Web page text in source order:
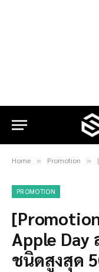
Home » Promotion »
PROMOTION
Apple Day
ชนิดสูงสุด